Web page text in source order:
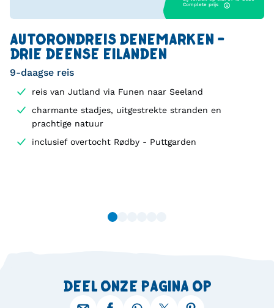
Complete prijs
AUTORONDREIS DENEMARKEN -
DRIE DEENSE EILANDEN
9-daagse reis
reis van Jutland via Funen naar Seeland
charmante stadjes, uitgestrekte stranden en
prachtige natuur
inclusief overtocht Rødby - Puttgarden
DEEL ONZE PAGINA OP